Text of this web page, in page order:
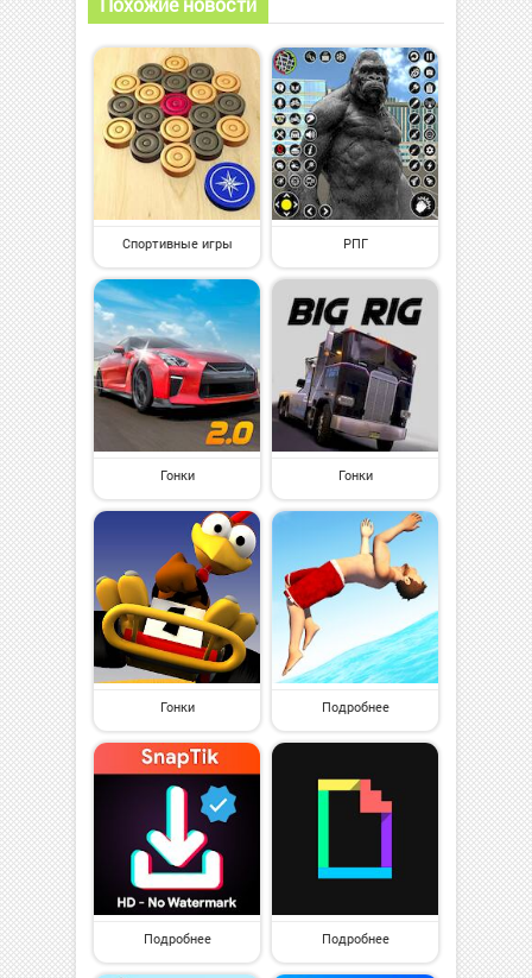
Спортивные игры РПГ
Гонки Гонки
Гонки Подробнее
Подробнее Подробнее